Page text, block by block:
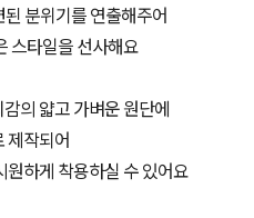
분위기를 연출해주어
스타일을 선사해요
의 얇고 가벼운 원단에
제작되어
하게 착용하실 수 있어요